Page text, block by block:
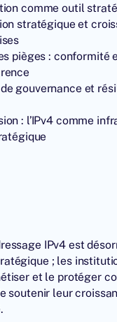
comme outil
stratégique et
pièges : conformité
gouvernance et
: l’IPv4 comme
IPv4 est
; les
et le protéger
soutenir leur